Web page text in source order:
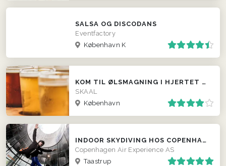
SALSA OG DISCODANS
Eventfactory
København K
KOM TIL ØLSMAGNING I HJERTET AF KØBENHAVN!
SKAAL
København
INDOOR SKYDIVING HOS COPENHAGEN AIR EXPERIENCE
Copenhagen Air Experience AS
Taastrup